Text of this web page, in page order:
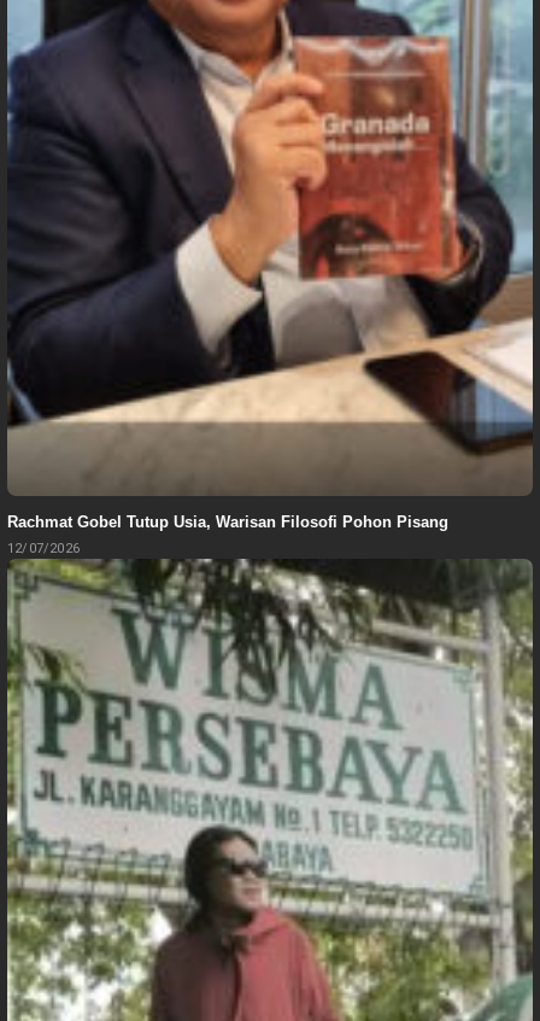
Rachmat Gobel Tutup Usia, Warisan Filosofi Pohon Pisang
12/07/2026